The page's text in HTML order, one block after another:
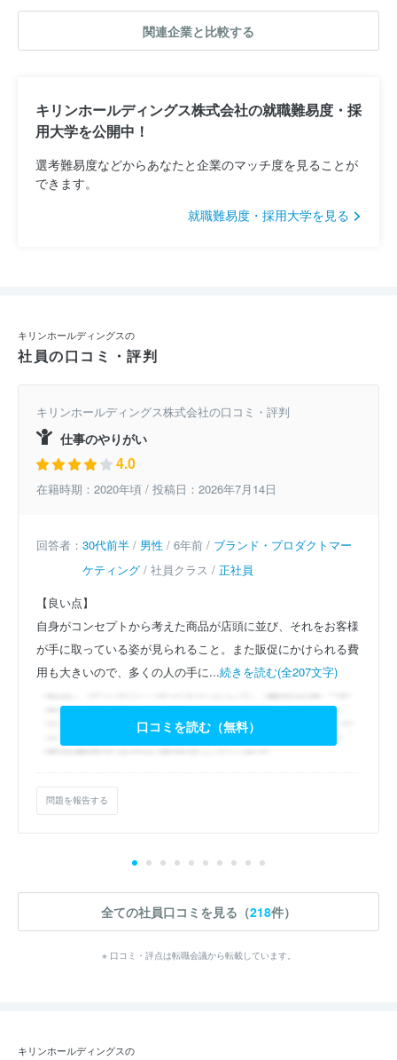
関連企業と比較する
キリンホールディングス株式会社の就職難易度・採
用大学を公開中！
選考難易度などからあなたと企業のマッチ度を見ることが
できます。
就職難易度・採用大学を見る
キリンホールディングスの
社員の口コミ・評判
キリンホールディングス株式会社の口コミ・評判
仕事のやりがい
4.0
在籍時期：2020年頃 / 投稿日：2026年7月14日
回答者： 30代前半 / 男性 / 6年前 / ブランド・プロダクトマー
ケティング / 社員クラス / 正社員
【良い点】
自身がコンセプトから考えた商品が店頭に並び、それをお客様
が手に取っている姿が見られること。また販促にかけられる費
用も大きいので、多くの人の手に...続きを読む(全207文字)
口コミを読む（無料）
問題を報告する
全ての社員口コミを見る（218件）
※ 口コミ・評点は転職会議から転載しています。
キリンホールディングスの